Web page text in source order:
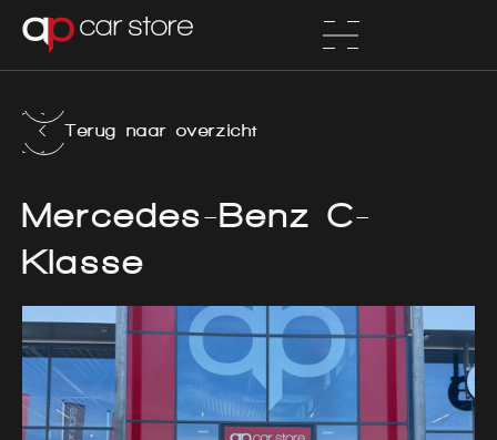
Terug naar overzicht
Mercedes-Benz C-
Klasse